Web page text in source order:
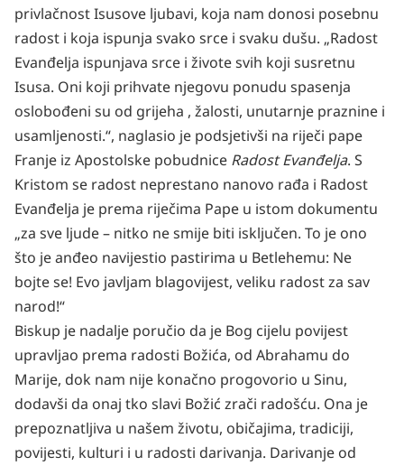
privlačnost Isusove ljubavi, koja nam donosi posebnu
radost i koja ispunja svako srce i svaku dušu. „Radost
Evanđelja ispunjava srce i živote svih koji susretnu
Isusa. Oni koji prihvate njegovu ponudu spasenja
oslobođeni su od grijeha , žalosti, unutarnje praznine i
usamljenosti.“, naglasio je podsjetivši na riječi pape
Franje iz Apostolske pobudnice Radost Evanđelja. S
Kristom se radost neprestano nanovo rađa i Radost
Evanđelja je prema riječima Pape u istom dokumentu
„za sve ljude – nitko ne smije biti isključen. To je ono
što je anđeo navijestio pastirima u Betlehemu: Ne
bojte se! Evo javljam blagovijest, veliku radost za sav
narod!“
Biskup je nadalje poručio da je Bog cijelu povijest
upravljao prema radosti Božića, od Abrahamu do
Marije, dok nam nije konačno progovorio u Sinu,
dodavši da onaj tko slavi Božić zrači radošću. Ona je
prepoznatljiva u našem životu, običajima, tradiciji,
povijesti, kulturi i u radosti darivanja. Darivanje od